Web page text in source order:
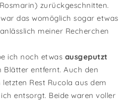
zurückgeschnitten.
das womöglich sogar etwas
meiner Recherchen
ich noch etwas ausgeputzt
Blätter entfernt. Auch den
Rest Rucola aus dem
entsorgt. Beide waren voller